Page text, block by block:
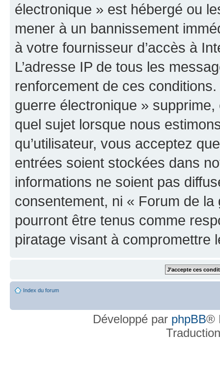
électronique » est hébergé ou
mener à un bannissement
à votre fournisseur d’accès à
L’adresse IP de tous les
renforcement de ces
guerre électronique »
quel sujet lorsque nous
qu’utilisateur, vous acceptez
entrées soient stockées dans
informations ne soient pas
consentement, ni « Forum de
pourront être tenus comme
piratage visant à compromettre
Index du forum
Développé par phpBB®